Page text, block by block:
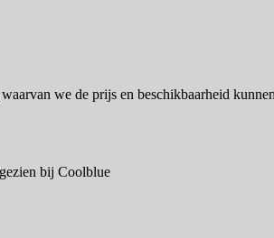
we de prijs en beschikbaarheid
gezien bij Coolblue